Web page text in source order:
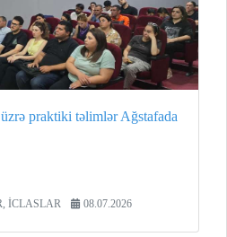
praktiki təlimlər Ağstafada
İCLASLAR 08.07.2026